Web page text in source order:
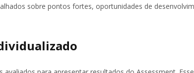
sobre pontos fortes, oportunidades de